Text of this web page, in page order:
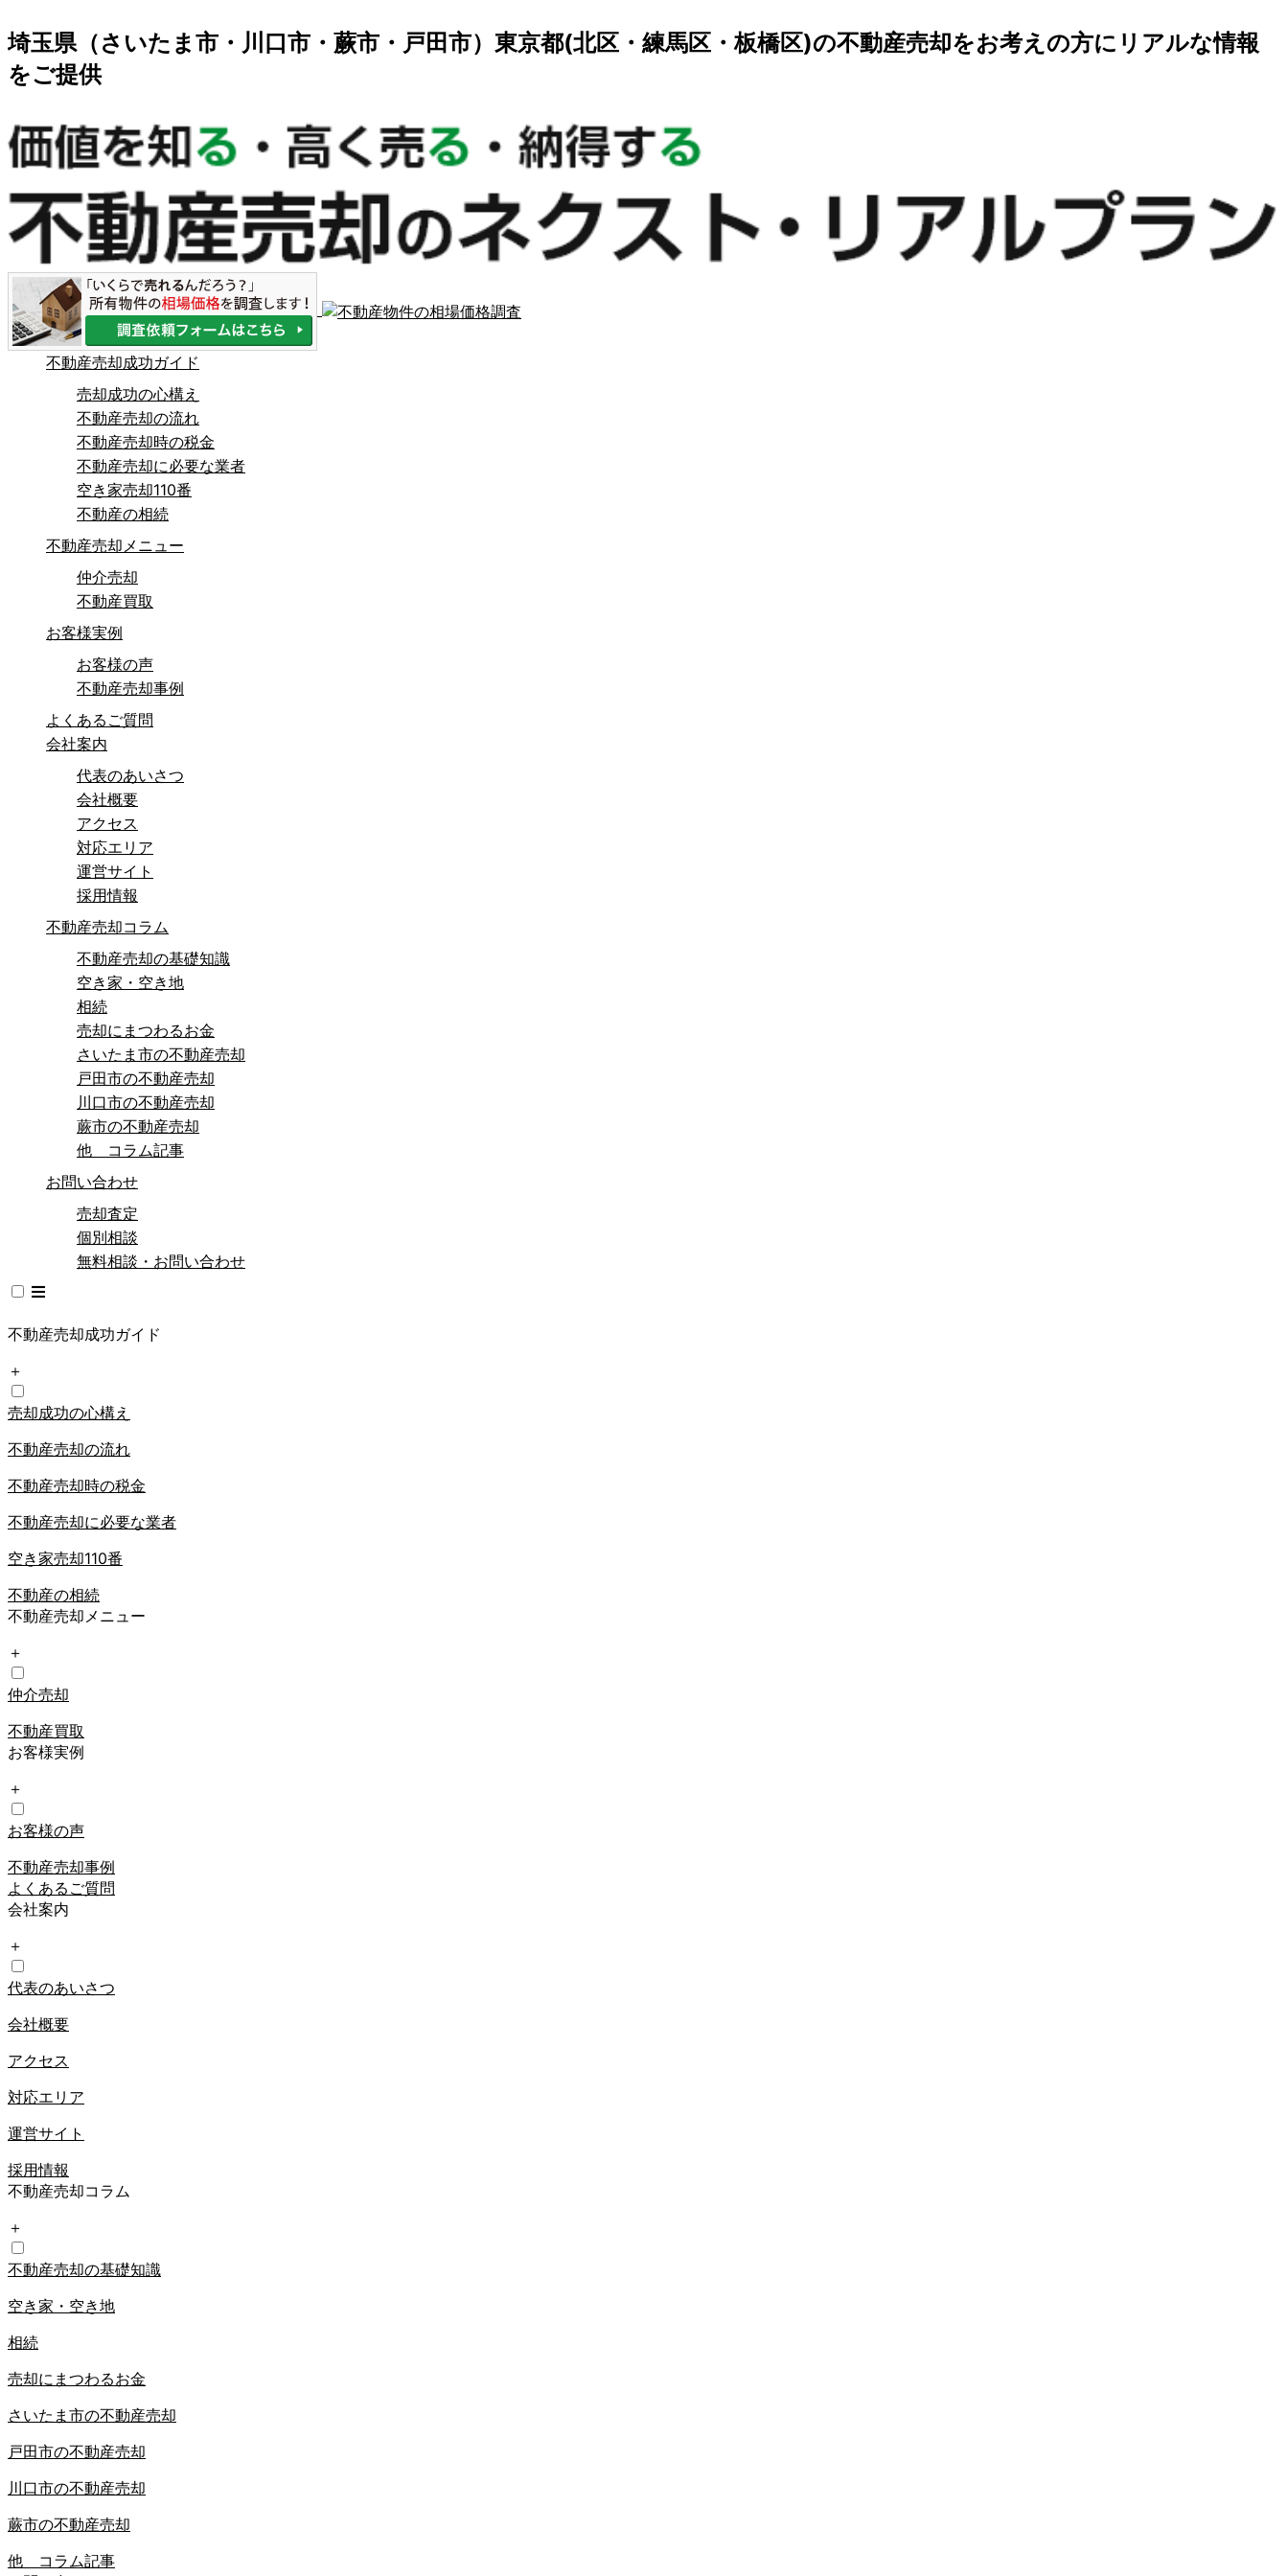
埼玉県（さいたま市・川口市・蕨市・戸田市）東京都(北区・練馬区・板橋区)の不動産売却をお考えの方にリアルな情報
をご提供
不動産売却成功ガイド
売却成功の心構え
不動産売却の流れ
不動産売却時の税金
不動産売却に必要な業者
空き家売却110番
不動産の相続
不動産売却メニュー
仲介売却
不動産買取
お客様実例
お客様の声
不動産売却事例
よくあるご質問
会社案内
代表のあいさつ
会社概要
アクセス
対応エリア
運営サイト
採用情報
不動産売却コラム
不動産売却の基礎知識
空き家・空き地
相続
売却にまつわるお金
さいたま市の不動産売却
戸田市の不動産売却
川口市の不動産売却
蕨市の不動産売却
他 コラム記事
お問い合わせ
売却査定
個別相談
無料相談・お問い合わせ
不動産売却成功ガイド
＋
売却成功の心構え
不動産売却の流れ
不動産売却時の税金
不動産売却に必要な業者
空き家売却110番
不動産の相続
不動産売却メニュー
＋
仲介売却
不動産買取
お客様実例
＋
お客様の声
不動産売却事例
よくあるご質問
会社案内
＋
代表のあいさつ
会社概要
アクセス
対応エリア
運営サイト
採用情報
不動産売却コラム
＋
不動産売却の基礎知識
空き家・空き地
相続
売却にまつわるお金
さいたま市の不動産売却
戸田市の不動産売却
川口市の不動産売却
蕨市の不動産売却
他 コラム記事